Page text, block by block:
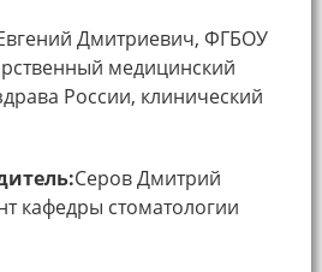
Дмитриевич, ФГБОУ
медицинский
России, клинический
Серов Дмитрий
кафедры стоматологии